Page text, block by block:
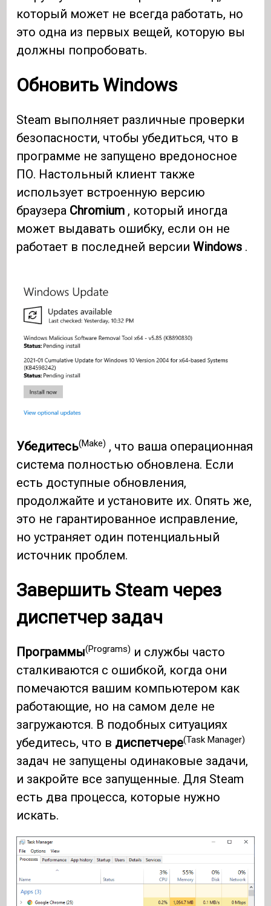
который может не всегда работать, но
это одна из первых вещей, которую вы
должны попробовать.
Обновить Windows
Steam выполняет различные проверки
безопасности, чтобы убедиться, что в
программе не запущено вредоносное
ПО. Настольный клиент также
использует встроенную версию
браузера Chromium , который иногда
может выдавать ошибку, если он не
работает в последней версииWindows .
Убедитесь(Make) , что ваша операционная
система полностью обновлена. Если
есть доступные обновления,
продолжайте и установите их. Опять же,
это не гарантированное исправление,
но устраняет один потенциальный
источник проблем.
Завершить Steam через
диспетчер задач
Программы(Programs) и службы часто
сталкиваются с ошибкой, когда они
помечаются вашим компьютером как
работающие, но на самом деле не
загружаются. В подобных ситуациях
убедитесь, что в диспетчере(Task Manager)
задач не запущены одинаковые задачи,
и закройте все запущенные. Для Steam
есть два процесса, которые нужно
искать.